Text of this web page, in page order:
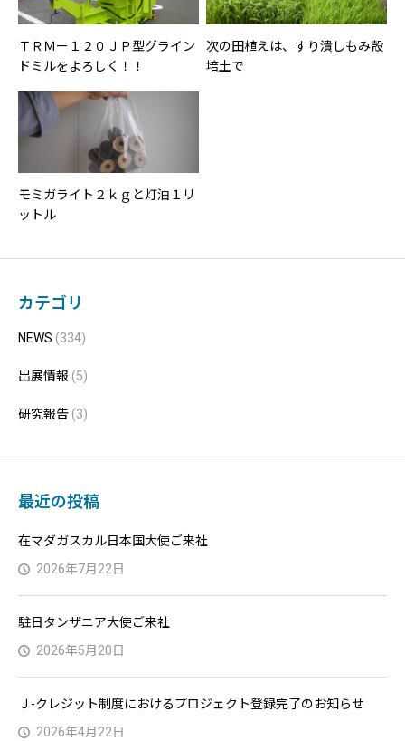
ＴＲＭー１２０ＪＰ型グライン
ドミルをよろしく！！
次の田植えは、すり潰しもみ殻
培土で
モミガライト２ｋｇと灯油１リ
ットル
カテゴリ
NEWS (334)
出展情報 (5)
研究報告 (3)
最近の投稿
在マダガスカル日本国大使ご来社
2026年7月22日
駐日タンザニア大使ご来社
2026年5月20日
Ｊ-クレジット制度におけるプロジェクト登録完了のお知らせ
2026年4月22日